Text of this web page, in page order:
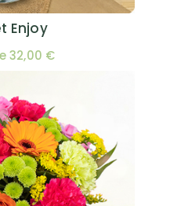
Enjoy
32,00 €